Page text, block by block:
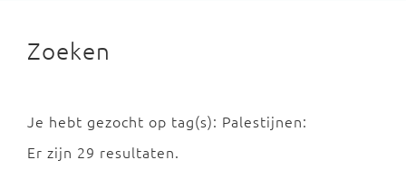
Zoeken
Je hebt gezocht op tag(s): Palestijnen:
Er zijn 29 resultaten.